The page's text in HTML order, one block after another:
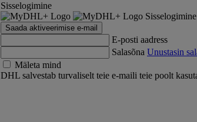
Sisselogimine
Sisselogimine
Saada aktiveerimise e-mail
E-posti aadress
Salasõna Unustasin
Mäleta mind
DHL salvestab turvaliselt teie e-maili teie poolt